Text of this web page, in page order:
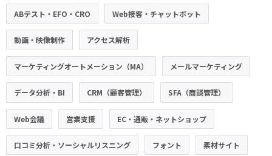
ABテスト・EFO・CRO Web接客・チャットボット
動画・映像制作 アクセス解析
マーケティングオートメーション（MA） メールマーケティング
データ分析・BI CRM（顧客管理） SFA（商談管理）
Web会議 営業支援 EC・通販・ネットショップ
口コミ分析・ソーシャルリスニング フォント 素材サイト